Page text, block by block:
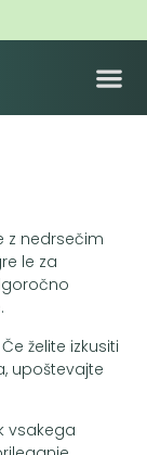
z nedrsečim
le za
želite izkusiti
upoštevajte
vsakega